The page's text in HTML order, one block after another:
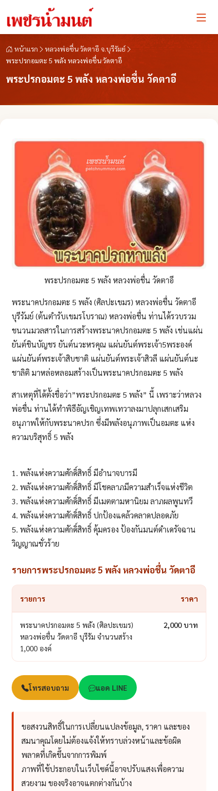
หน้าแรก
หลวงพ่อชื่น วัดตาอี จ.บุรีรัมย์
พระปรกอมตะ 5 พลัง หลวงพ่อชื่น วัดตาอี
พระปรกอมตะ 5 พลัง หลวงพ่อชื่น วัดตาอี
พระปรกอมตะ 5 พลัง หลวงพ่อชื่น วัดตาอี
พระนาคปรกอมตะ 5 พลัง (ศิลปะเขมร) หลวงพ่อชื่น วัดตาอี
บุรีรัมย์ (ต้นตำรับเขมรโบราณ) หลวงพ่อชื่น ท่านได้รวบรวม
ชนวนมวลสารในการสร้างพระนาคปรกอมตะ 5 พลัง เช่นแผ่น
ยันต์ชินบัญชร ยันต์นวะหรคุณ แผ่นยันต์พระเจ้า5พระองค์
แผ่นยันต์พระเจ้าสิบชาติ แผ่นยันต์พระเจ้าสิวลี แผ่นยันต์นะ
ชาลิติ มาหล่อหลอมสร้างเป็นพระนาคปรกอมตะ 5 พลัง
สาเหตุที่ได้ตั้งชื่อว่า”พระปรกอมตะ 5 พลัง” นี้ เพราะว่าหลวง
พ่อชื่น ท่านได้ทำพิธีอัญเชิญเทพเทวาลงมาปลุกเสกเสริม
อนุภาพให้กับพระนาคปรก ซึ่งมีพลังอนุภาพเป็นอมตะ แห่ง
ความบริสุทธิ์ 5 พลัง
1. พลังแห่งความศักดิ์สิทธิ์ มีอำนาจบารมี
2. พลังแห่งความศักดิ์สิทธิ์ มีโชคลาภมีความสำเร็จแห่งชีวิต
3. พลังแห่งความศักดิ์สิทธิ์ มีเมตตามหานิยม ลาภผลพูนทวี
4. พลังแห่งความศักดิ์สิทธิ์ ปกป้องแคล้วคลาดปลอดภัย
5. พลังแห่งความศักดิ์สิทธิ์ คุ้มครอง ป้องกันมนต์ดำเดรัจฉาน
วิญญาณชั่วร้าย
รายการพระปรกอมตะ 5 พลัง หลวงพ่อชื่น วัดตาอี
รายการ ราคา
พระนาคปรกอมตะ 5 พลัง (ศิลปะเขมร)
หลวงพ่อชื่น วัดตาอี บุรีรัม จำนวนสร้าง
1,000 องค์
2,000 บาท
โทรสอบถาม แอด LINE
ขอสงวนสิทธิ์ในการเปลี่ยนแปลงข้อมูล, ราคา และของ
สมนาคุณโดยไม่ต้องแจ้งให้ทราบล่วงหน้าและข้อผิด
พลาดที่เกิดขึ้นจากการพิมพ์
ภาพที่ใช้ประกอบในเว็บไซด์นี้อาจปรับแสงเพื่อความ
สวยงาม ของจริงอาจแตกต่างกันบ้าง